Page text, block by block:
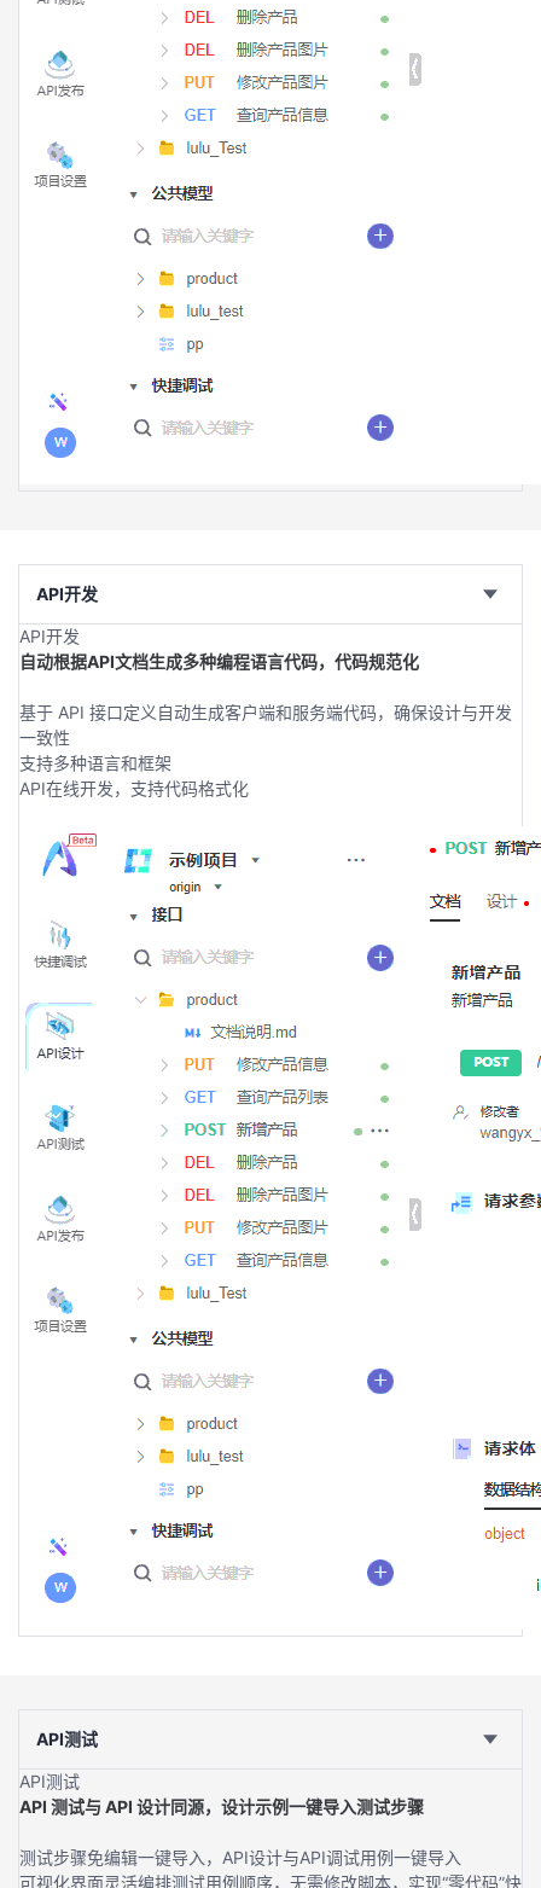
API开发
API开发
自动根据API文档生成多种编程语言代码，代码规范化
基于 API 接口定义自动生成客户端和服务端代码，确保设计与开发
一致性
支持多种语言和框架
API在线开发，支持代码格式化
API测试
API测试
API 测试与 API 设计同源，设计示例一键导入测试步骤
测试步骤免编辑一键导入，API设计与API调试用例一键导入
可视化界面灵活编排测试用例顺序，无需修改脚本，实现“零代码”快